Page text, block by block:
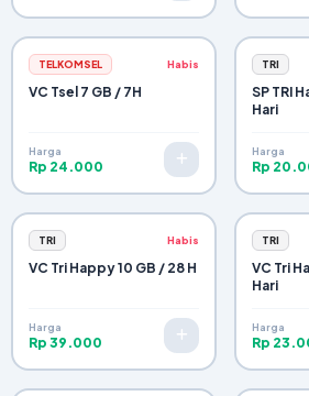
TELKOMSEL Habis
VC Tsel 7 GB / 7H
Harga
Rp 24.000
TRI
SP TRI
Hari
Harga
Rp
TRI Habis
VC Tri Happy 10 GB / 28 H
Harga
Rp 39.000
TRI
VC Tri
Hari
Harga
Rp